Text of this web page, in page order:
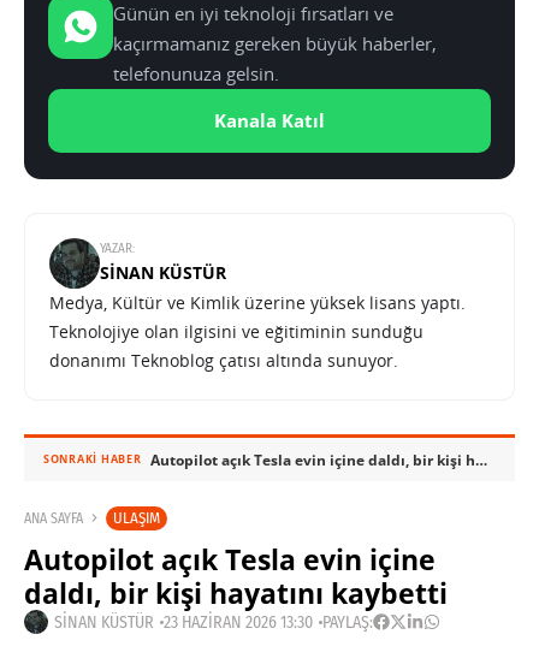
Günün en iyi teknoloji fırsatları ve
kaçırmamanız gereken büyük haberler,
telefonunuza gelsin.
Kanala Katıl
YAZAR:
SINAN KÜSTÜR
Medya, Kültür ve Kimlik üzerine yüksek lisans yaptı.
Teknolojiye olan ilgisini ve eğitiminin sunduğu
donanımı Teknoblog çatısı altında sunuyor.
SONRAKI HABER Autopilot açık Tesla evin içine daldı, bir kişi hayatını kaybetti
ANA SAYFA ULAŞIM
Autopilot açık Tesla evin içine
daldı, bir kişi hayatını kaybetti
SINAN KÜSTÜR 23 HAZIRAN 2026 13:30 PAYLAŞ: